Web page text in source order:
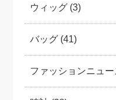
ウィッグ (3)
バッグ (41)
ファッションニュー